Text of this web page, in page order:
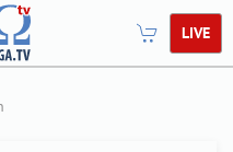
LIVE